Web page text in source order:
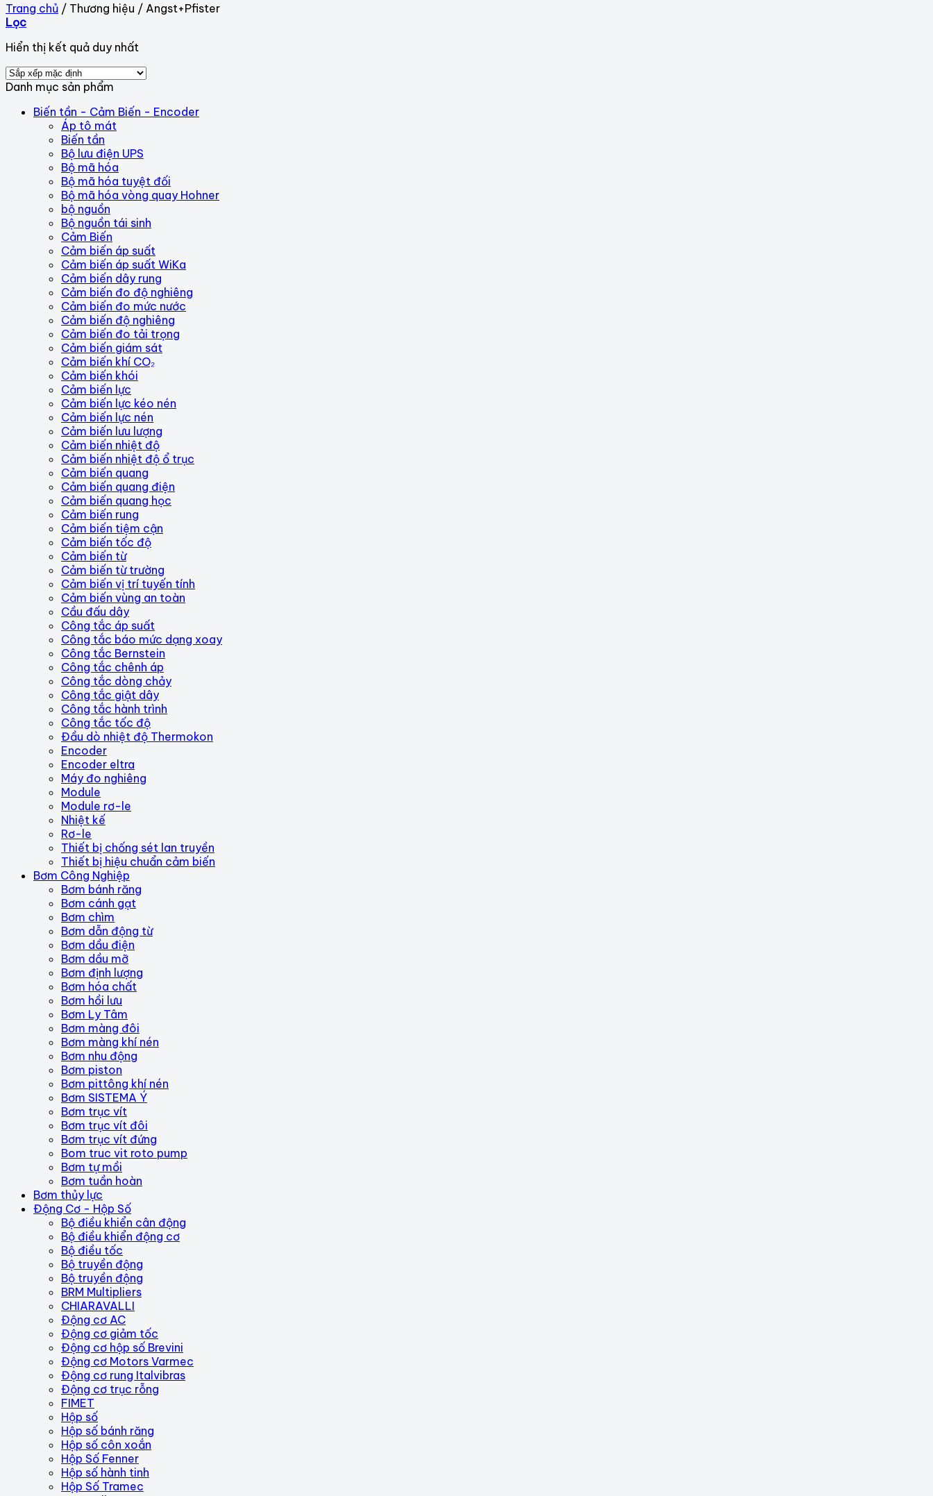
Trang chủ / Thương hiệu / Angst+Pfister
Lọc
Hiển thị kết quả duy nhất
Danh mục sản phẩm
Biến tần - Cảm Biến - Encoder
Áp tô mát
Biến tần
Bộ lưu điện UPS
Bộ mã hóa
Bộ mã hóa tuyệt đối
Bộ mã hóa vòng quay Hohner
bộ nguồn
Bộ nguồn tái sinh
Cảm Biến
Cảm biến áp suất
Cảm biến áp suất WiKa
Cảm biến dây rung
Cảm biến đo độ nghiêng
Cảm biến đo mức nước
Cảm biến độ nghiêng
Cảm biến đo tải trọng
Cảm biến giám sát
Cảm biến khí CO₂
Cảm biến khói
Cảm biến lực
Cảm biến lực kéo nén
Cảm biến lực nén
Cảm biến lưu lượng
Cảm biến nhiệt độ
Cảm biến nhiệt độ ổ trục
Cảm biến quang
Cảm biến quang điện
Cảm biến quang học
Cảm biến rung
Cảm biến tiệm cận
Cảm biến tốc độ
Cảm biến từ
Cảm biến từ trường
Cảm biến vị trí tuyến tính
Cảm biến vùng an toàn
Cầu đấu dây
Công tắc áp suất
Công tắc báo mức dạng xoay
Công tắc Bernstein
Công tắc chênh áp
Công tắc dòng chảy
Công tắc giật dây
Công tắc hành trình
Công tắc tốc độ
Đầu dò nhiệt độ Thermokon
Encoder
Encoder eltra
Máy đo nghiêng
Module
Module rơ-le
Nhiệt kế
Rơ-le
Thiết bị chống sét lan truyền
Thiết bị hiệu chuẩn cảm biến
Bơm Công Nghiệp
Bơm bánh răng
Bơm cánh gạt
Bơm chìm
Bơm dẫn động từ
Bơm dầu điện
Bơm dầu mỡ
Bơm định lượng
Bơm hóa chất
Bơm hồi lưu
Bơm Ly Tâm
Bơm màng đôi
Bơm màng khí nén
Bơm nhu động
Bơm piston
Bơm pittông khí nén
Bơm SISTEMA Ý
Bơm trục vít
Bơm trục vít đôi
Bơm trục vít đứng
Bom truc vit roto pump
Bơm tự mồi
Bơm tuần hoàn
Bơm thủy lực
Động Cơ - Hộp Số
Bộ điều khiển cân động
Bộ điều khiển động cơ
Bộ điều tốc
Bộ truyền động
Bộ truyền động
BRM Multipliers
CHIARAVALLI
Động cơ AC
Động cơ giảm tốc
Động cơ hộp số Brevini
Động cơ Motors Varmec
Động cơ rung Italvibras
Động cơ trục rỗng
FIMET
Hộp số
Hộp số bánh răng
Hộp số côn xoắn
Hộp Số Fenner
Hộp số hành tinh
Hộp Số Tramec